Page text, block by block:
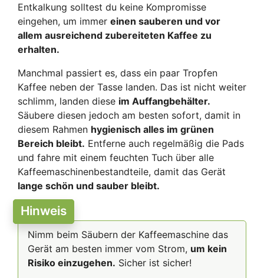
Entkalkung solltest du keine Kompromisse
eingehen, um immer einen sauberen und vor
allem ausreichend zubereiteten Kaffee zu
erhalten.
Manchmal passiert es, dass ein paar Tropfen
Kaffee neben der Tasse landen. Das ist nicht weiter
schlimm, landen diese im Auffangbehälter.
Säubere diesen jedoch am besten sofort, damit in
diesem Rahmen hygienisch alles im grünen
Bereich bleibt. Entferne auch regelmäßig die Pads
und fahre mit einem feuchten Tuch über alle
Kaffeemaschinenbestandteile, damit das Gerät
lange schön und sauber bleibt.
Hinweis
Nimm beim Säubern der Kaffeemaschine das
Gerät am besten immer vom Strom, um kein
Risiko einzugehen. Sicher ist sicher!